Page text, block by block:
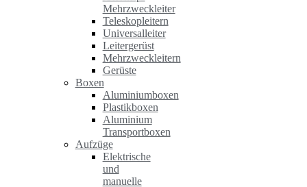
Mehrzweckleiter
Teleskopleitern
Universalleiter
Leitergerüst
Mehrzweckleitern
Gerüste
Boxen
Aluminiumboxen
Plastikboxen
Aluminium
Transportboxen
Aufzüge
Elektrische
und
manuelle